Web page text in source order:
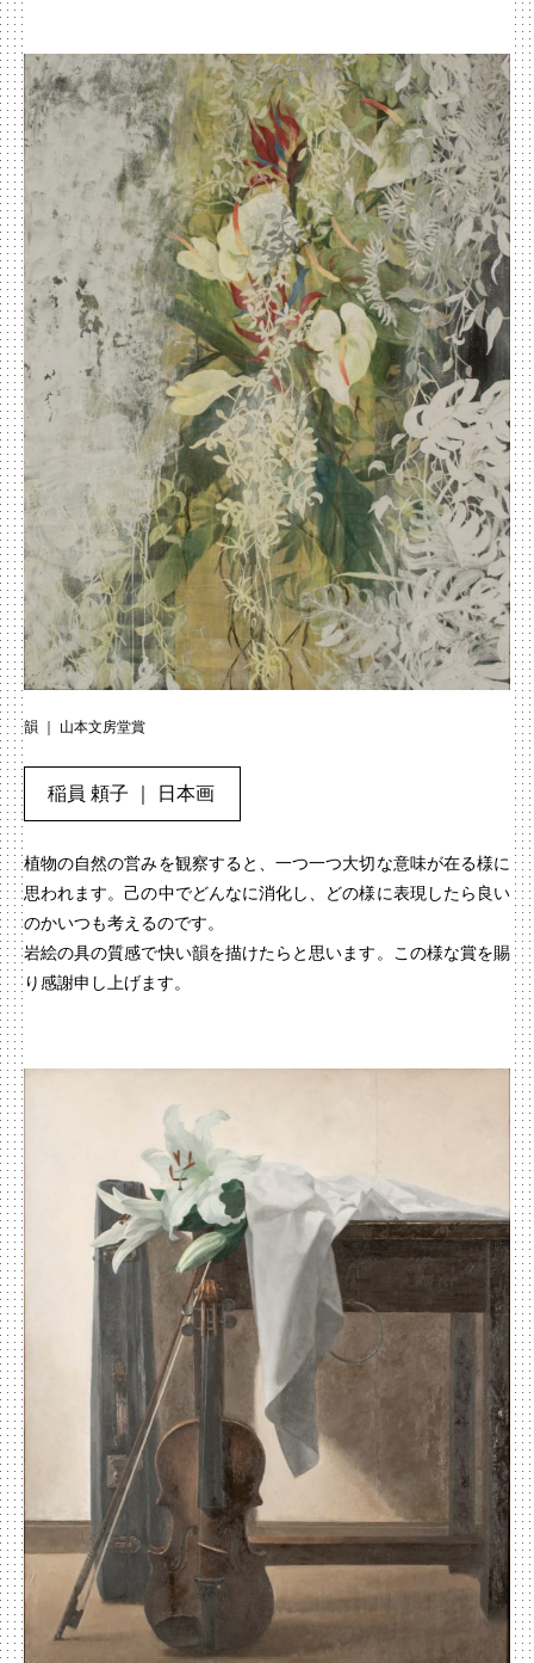
韻 ｜ 山本文房堂賞
稲員 頼子 ｜ 日本画
植物の自然の営みを観察すると、一つ一つ大切な意味が在る様に
思われます。己の中でどんなに消化し、どの様に表現したら良い
のかいつも考えるのです。
岩絵の具の質感で快い韻を描けたらと思います。この様な賞を賜
り感謝申し上げます。